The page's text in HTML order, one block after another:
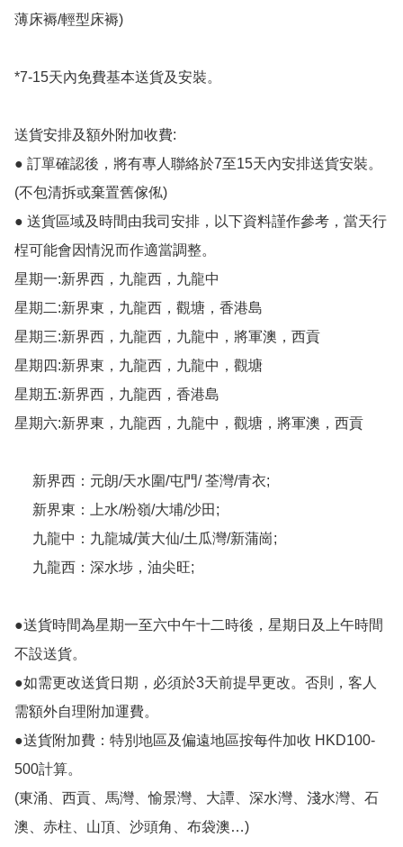
薄床褥/輕型床褥)
*7-15天內免費基本送貨及安裝。
送貨安排及額外附加收費:
● 訂單確認後，將有專人聯絡於7至15天內安排送貨安裝。
(不包清拆或棄置舊傢俬)
● 送貨區域及時間由我司安排，以下資料謹作參考，當天行
桯可能會因情況而作適當調整。
星期一:新界西，九龍西，九龍中
星期二:新界東，九龍西，觀塘，香港島
星期三:新界西，九龍西，九龍中，將軍澳，西貢
星期四:新界東，九龍西，九龍中，觀塘
星期五:新界西，九龍西，香港島
星期六:新界東，九龍西，九龍中，觀塘，將軍澳，西貢
●送貨時間為星期一至六中午十二時後，星期日及上午時間
不設送貨。
●如需更改送貨日期，必須於3天前提早更改。否則，客人
需額外自理附加運費。
●送貨附加費：特別地區及偏遠地區按每件加收 HKD100-
500計算。
(東涌、西貢、馬灣、愉景灣、大譚、深水灣、淺水灣、石
澳、赤柱、山頂、沙頭角、布袋澳…)